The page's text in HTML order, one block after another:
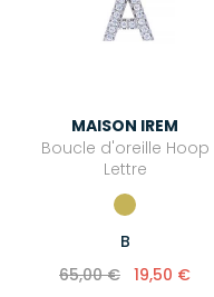
Zimmermann
MAISON IREM
Boucle d'oreille Hoop
Lettre
B
65,00 € 19,50 €